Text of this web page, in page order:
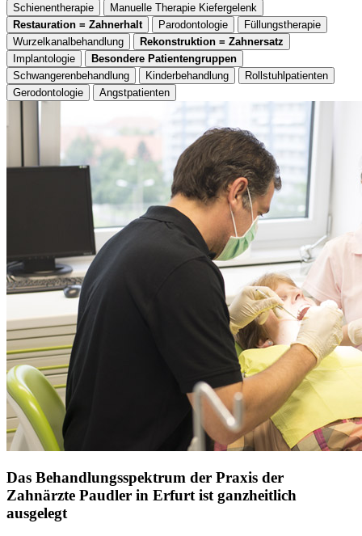
Schienentherapie
Manuelle Therapie Kiefergelenk
Restauration = Zahnerhalt
Parodontologie
Füllungstherapie
Wurzelkanalbehandlung
Rekonstruktion = Zahnersatz
Implantologie
Besondere Patientengruppen
Schwangerenbehandlung
Kinderbehandlung
Rollstuhlpatienten
Gerodontologie
Angstpatienten
Das Behandlungsspektrum der Praxis der
Zahnärzte Paudler in Erfurt ist ganzheitlich
ausgelegt